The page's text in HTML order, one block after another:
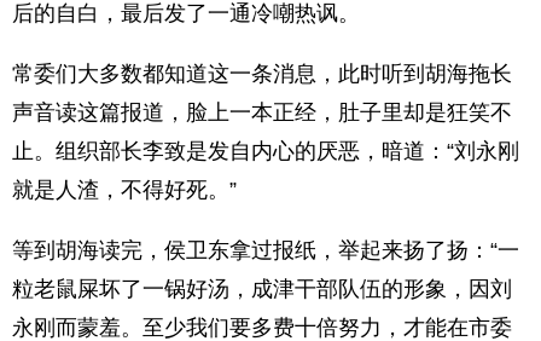
后的自白，最后发了一通冷嘲热讽。
常委们大多数都知道这一条消息，此时听到胡海拖长
声音读这篇报道，脸上一本正经，肚子里却是狂笑不
止。组织部长李致是发自内心的厌恶，暗道：“刘永刚
就是人渣，不得好死。”
等到胡海读完，侯卫东拿过报纸，举起来扬了扬：“一
粒老鼠屎坏了一锅好汤，成津干部队伍的形象，因刘
永刚而蒙羞。至少我们要多费十倍努力，才能在市委